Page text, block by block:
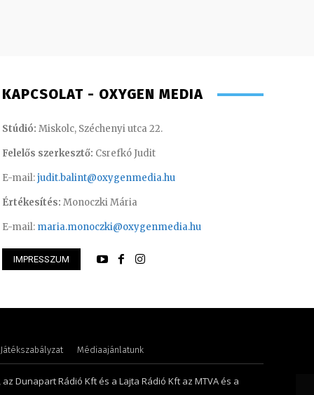
KAPCSOLAT - OXYGEN MEDIA
Stúdió: Miskolc, Széchenyi utca 22.
Felelős szerkesztő: Csrefkó Judit
E-mail:judit.balint@oxygenmedia.hu
Értékesítés: Monoczki Mária
E-mail: maria.monoczki@oxygenmedia.hu
IMPRESSZUM
Játékszabályzat Médiaajánlatunk
Dunapart Rádió Kft és a Lajta Rádió Kft az MTVA és a